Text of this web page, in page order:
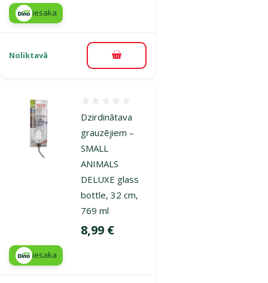
iesaka
Noliktavā Pievienot grozam
Dzirdinātava
grauzējiem –
SMALL
ANIMALS
DELUXE glass
bottle, 32 cm,
769 ml
Cena
8,99 €
iesaka